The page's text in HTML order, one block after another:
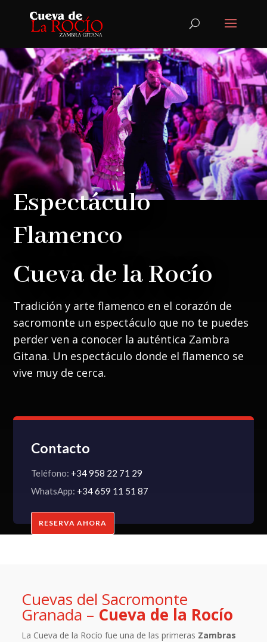
Espectáculo
Flamenco
Cueva de la Rocío
Tradición y arte flamenco en el corazón de
sacromonte un espectáculo que no te puedes
perder ven a conocer la auténtica Zambra
Gitana. Un espectáculo donde el flamenco se
vive muy de cerca.
Contacto
Teléfono: +34 958 22 71 29
WhatsApp: +34 659 11 51 87
RESERVA AHORA
Cuevas del Sacromonte
Granada – Cueva de la Rocío
La Cueva de la Rocío fue una de las primeras Zambras